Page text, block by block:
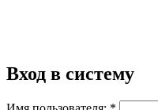
Вход в систему